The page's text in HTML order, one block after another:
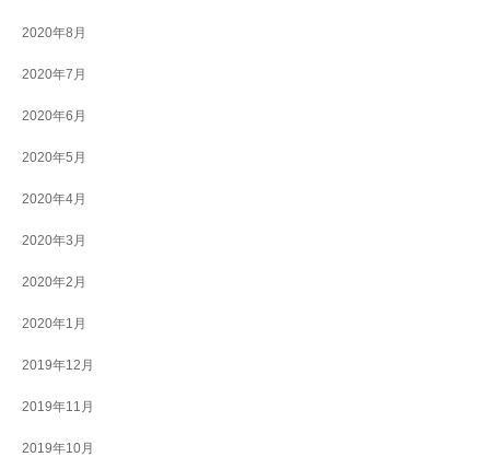
2020年8月
2020年7月
2020年6月
2020年5月
2020年4月
2020年3月
2020年2月
2020年1月
2019年12月
2019年11月
2019年10月